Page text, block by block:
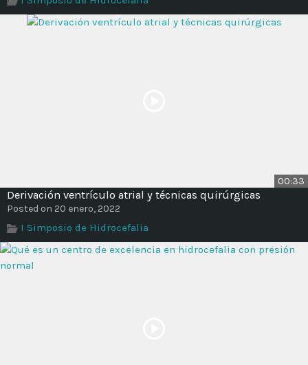
00:33
Derivación ventrículo atrial y técnicas quirúrgicas
Posted on 20 enero, 2022
I Simposio de Hidrocefalia